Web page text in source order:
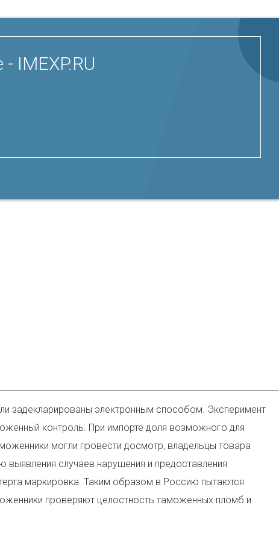
IMEXP.RU
задекларированы электронным способом. Эксперимент
контроль. При импорте доля возможного для
могли провести досмотр, владельцы товара
случаев нарушения и предоставления
маркировка. Таким образом в Россию пытаются
проверяют целостность таможенных пломб и